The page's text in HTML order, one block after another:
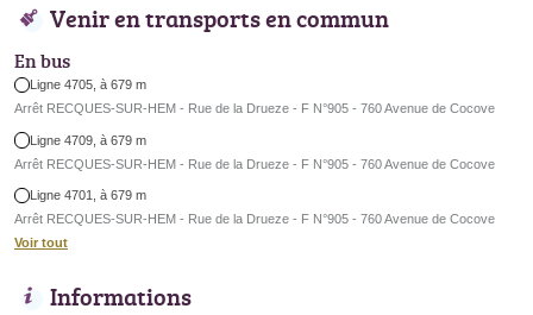
Venir en transports en commun
En bus
Ligne 4705, à 679 m
Arrêt RECQUES-SUR-HEM - Rue de la Drueze - F N°905 - 760 Avenue de Cocove
Ligne 4709, à 679 m
Arrêt RECQUES-SUR-HEM - Rue de la Drueze - F N°905 - 760 Avenue de Cocove
Ligne 4701, à 679 m
Arrêt RECQUES-SUR-HEM - Rue de la Drueze - F N°905 - 760 Avenue de Cocove
Voir tout
Informations